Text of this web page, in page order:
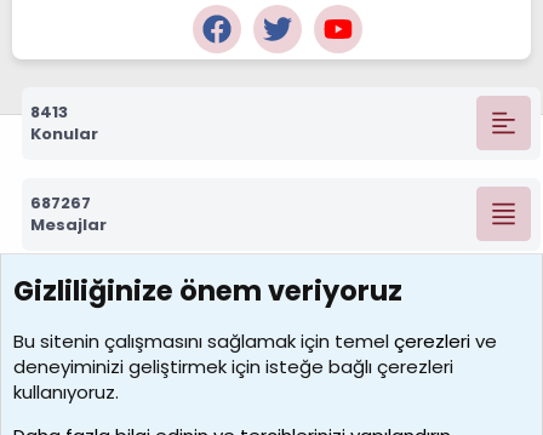
8413
Konular
687267
Mesajlar
7388
Kullanıcılar
borabekirogluu
Son üye
Gizliliğinize önem veriyoruz
Bu sitenin çalışmasını sağlamak için temelçerezlerive
deneyiminizi geliştirmek için isteğe bağlı çerezleri
kullanıyoruz.